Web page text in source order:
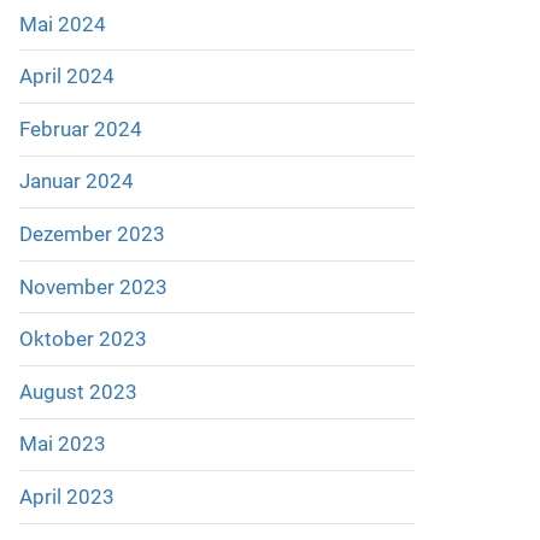
Mai 2024
April 2024
Februar 2024
Januar 2024
Dezember 2023
November 2023
Oktober 2023
August 2023
Mai 2023
April 2023